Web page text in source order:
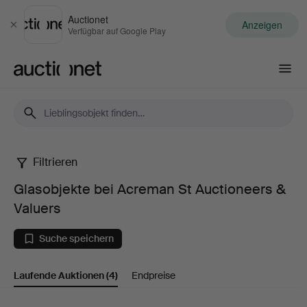
Schließen
Auctionet
Verfügbar auf Google Play Anzeigen
Glasobjekte
bei
Acreman
St
Filtrieren
Glasobjekte bei Acreman St Auctioneers &
Valuers
Suche speichern
Laufende Auktionen(4) Endpreise